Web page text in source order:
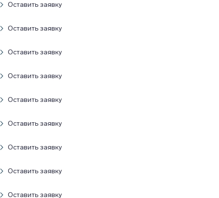
Оставить заявку
Оставить заявку
Оставить заявку
Оставить заявку
Оставить заявку
Оставить заявку
Оставить заявку
Оставить заявку
Оставить заявку